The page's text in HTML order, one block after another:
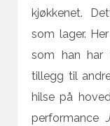
kjøkkenet.
som lager.
som han har
tillegg til
hilse på
performance